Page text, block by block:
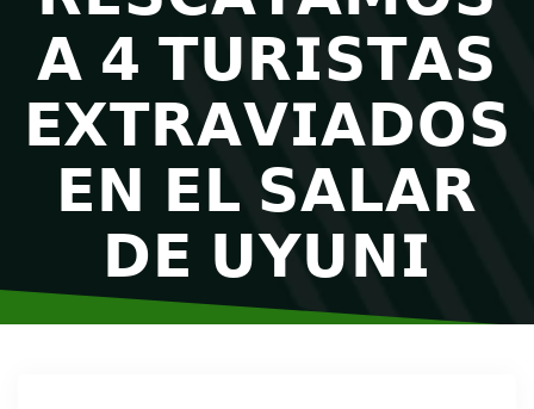
𝗔 𝟰 𝗧𝗨𝗥𝗜𝗦𝗧𝗔𝗦
𝗘𝗫𝗧𝗥𝗔𝗩𝗜𝗔𝗗𝗢𝗦
𝗘𝗡 𝗘𝗟 𝗦𝗔𝗟𝗔𝗥
𝗗𝗘 𝗨𝗬𝗨𝗡𝗜